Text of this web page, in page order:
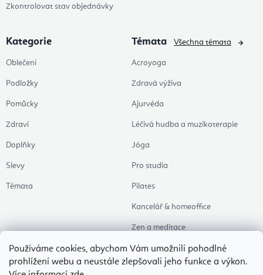
Používáme cookies, abychom Vám umožnili pohodlné
prohlížení webu a neustále zlepšovali jeho funkce a výkon.
Zkontrolovat stav objednávky
Kategorie
Oblečení
Podložky
Pomůcky
Zdraví
Doplňky
Slevy
Témata
Témata
Acroyoga
Zdravá výživa
Ajurvéda
Léčivá hudba a muzikoterapie
Jóga
Pro studia
Pilates
Kancelář & homeoffice
Zen a meditace
Aromaterapie
Zdravý spánek
Všechna témata